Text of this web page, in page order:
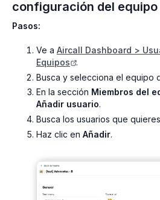
configuración del equipo
Pasos:
Ve a Aircall Dashboard >
Equipos
.
Busca y selecciona el equipo
En la sección Miembros del
Añadir usuario.
Busca los usuarios que
Haz clic en Añadir.